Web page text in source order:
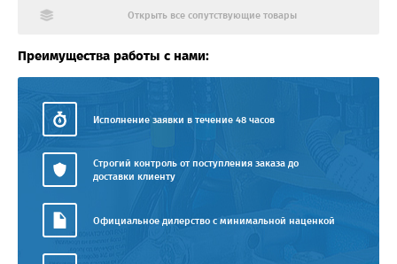
Открыть все сопутствующие товары
Преимущества работы с нами:
Исполнение заявки в течение 48 часов
Строгий контроль от поступления заказа до
доставки клиенту
Официальное дилерство с минимальной наценкой